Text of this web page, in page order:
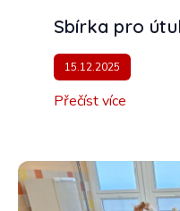
Sbírka pro
15.12.2025
Přečíst více